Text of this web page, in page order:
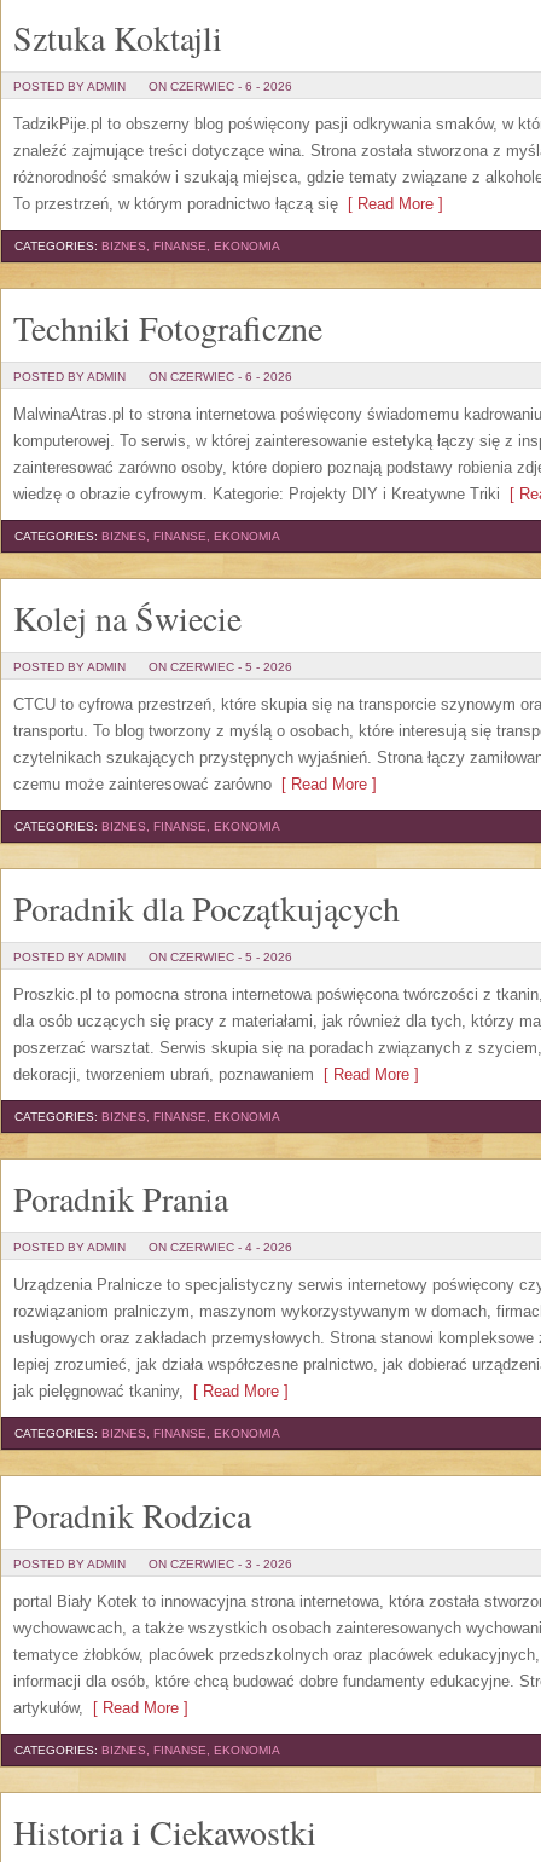
Sztuka Koktajli
POSTED BY ADMIN ON CZERWIEC - 6 - 2026
TadzikPije.pl to obszerny blog poświęcony pasji odkrywania smaków, w
znaleźć zajmujące treści dotyczące wina. Strona została stworzona z
różnorodność smaków i szukają miejsca, gdzie tematy związane z
To przestrzeń, w którym poradnictwo łączą się [ Read More ]
CATEGORIES: BIZNES, FINANSE, EKONOMIA
Techniki Fotograficzne
POSTED BY ADMIN ON CZERWIEC - 6 - 2026
MalwinaAtras.pl to strona internetowa poświęcony świadomemu
komputerowej. To serwis, w której zainteresowanie estetyką łączy się z
zainteresować zarówno osoby, które dopiero poznają podstawy robienia
wiedzę o obrazie cyfrowym. Kategorie: Projekty DIY i Kreatywne Triki [
CATEGORIES: BIZNES, FINANSE, EKONOMIA
Kolej na Świecie
POSTED BY ADMIN ON CZERWIEC - 5 - 2026
CTCU to cyfrowa przestrzeń, które skupia się na transporcie szynowym
transportu. To blog tworzony z myślą o osobach, które interesują się
czytelnikach szukających przystępnych wyjaśnień. Strona łączy
czemu może zainteresować zarówno [ Read More ]
CATEGORIES: BIZNES, FINANSE, EKONOMIA
Poradnik dla Początkujących
POSTED BY ADMIN ON CZERWIEC - 5 - 2026
Proszkic.pl to pomocna strona internetowa poświęcona twórczości z
dla osób uczących się pracy z materiałami, jak również dla tych, którzy
poszerzać warsztat. Serwis skupia się na poradach związanych z
dekoracji, tworzeniem ubrań, poznawaniem [ Read More ]
CATEGORIES: BIZNES, FINANSE, EKONOMIA
Poradnik Prania
POSTED BY ADMIN ON CZERWIEC - 4 - 2026
Urządzenia Pralnicze to specjalistyczny serwis internetowy poświęcony
rozwiązaniom pralniczym, maszynom wykorzystywanym w domach,
usługowych oraz zakładach przemysłowych. Strona stanowi
lepiej zrozumieć, jak działa współczesne pralnictwo, jak dobierać
jak pielęgnować tkaniny, [ Read More ]
CATEGORIES: BIZNES, FINANSE, EKONOMIA
Poradnik Rodzica
POSTED BY ADMIN ON CZERWIEC - 3 - 2026
portal Biały Kotek to innowacyjna strona internetowa, która została
wychowawcach, a także wszystkich osobach zainteresowanych
tematyce żłobków, placówek przedszkolnych oraz placówek
informacji dla osób, które chcą budować dobre fundamenty edukacyjne.
artykułów, [ Read More ]
CATEGORIES: BIZNES, FINANSE, EKONOMIA
Historia i Ciekawostki